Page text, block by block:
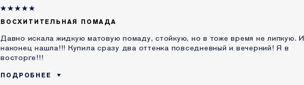
ESTEE LAUDER?
Я получал(-а) миниатюру этого
E-List
Я являюсь участником программы
лояльности сайта Estee Lauder
ВОСХИТИТЕЛЬНАЯ ПОМАДА
Давно искала жидкую матовую помаду, стойкую, но в тоже время не липкую. И
наконец нашла!!! Купила сразу два оттенка повседневный и вечерний! Я в
восторге!!!
ПОДРОБНЕЕ